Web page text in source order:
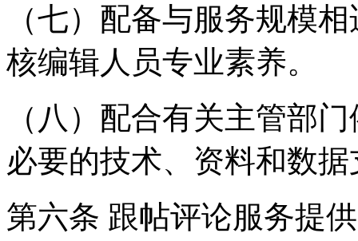
（七）配备与服务规模
核编辑人员专业素养。
（八）配合有关主管部
必要的技术、资料和数
第六条 跟帖评论服务提